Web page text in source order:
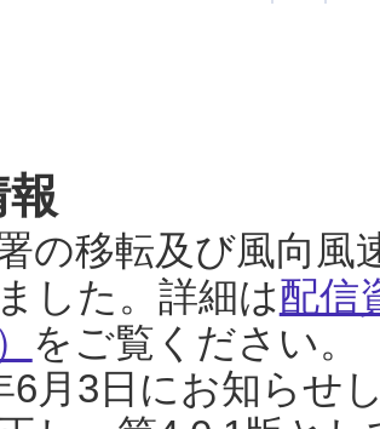
の移転及び風向風
した。詳細は配信
をご覧ください。
6月3日にお知らせ